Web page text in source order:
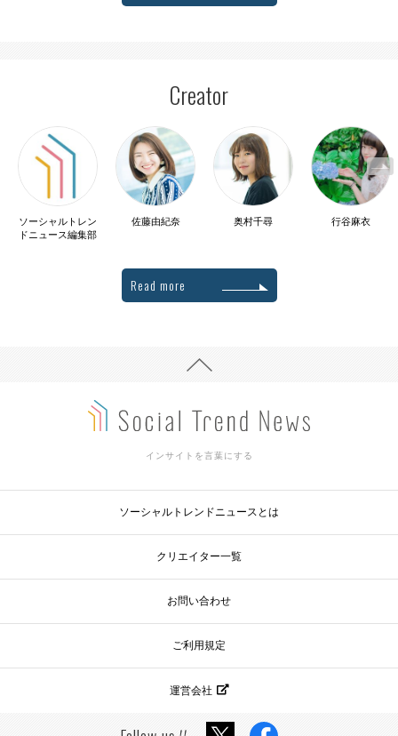
Creator
ソーシャルトレン
ドニュース編集部
佐藤由紀奈 奥村千尋 行谷麻衣
Read more
インサイトを言葉にする
ソーシャルトレンドニュースとは
クリエイター一覧
お問い合わせ
ご利用規定
運営会社